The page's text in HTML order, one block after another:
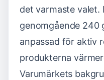
det varmaste valet.
genomgående 240
anpassad för aktiv
produkterna
Varumärkets